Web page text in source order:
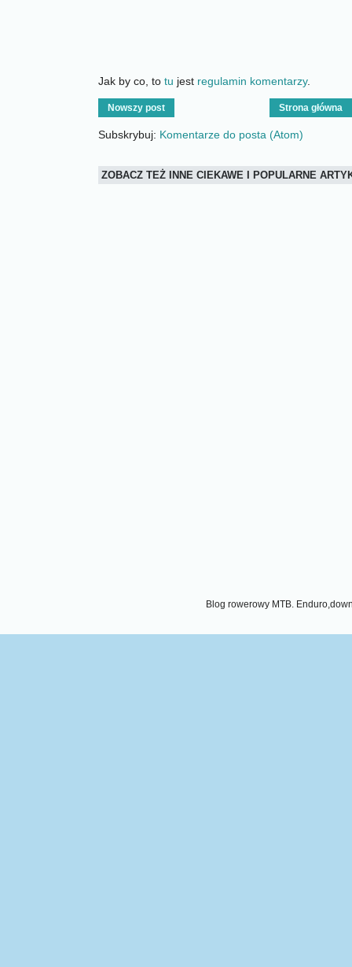
Jak by co, to tu jest regulamin komentarzy.
Nowszy post Strona główna
Subskrybuj: Komentarze do posta (Atom)
ZOBACZ TEŻ INNE CIEKAWE I POPULARNE
Blog rowerowy MTB.